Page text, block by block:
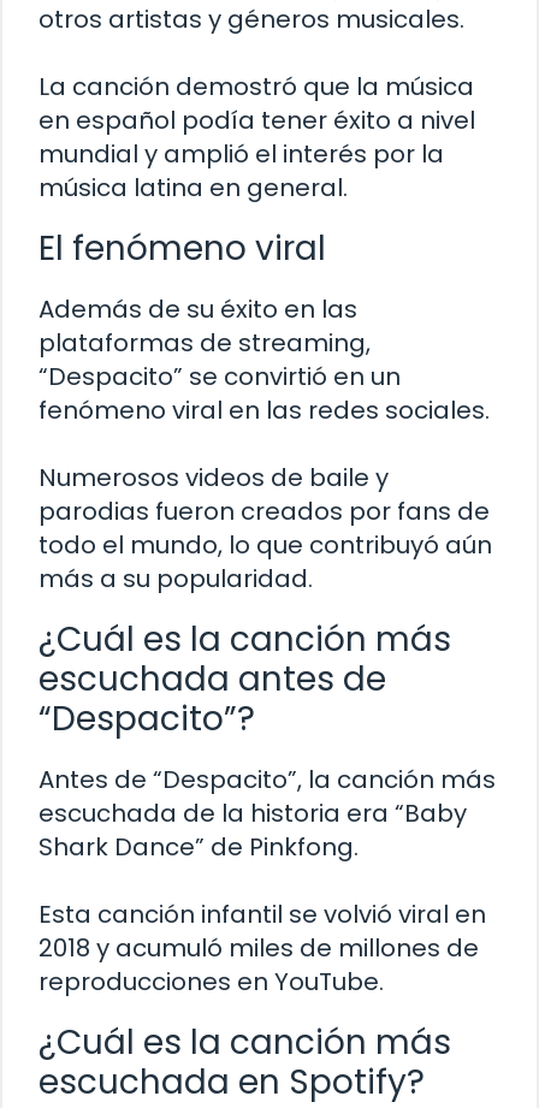
otros artistas y géneros musicales.
La canción demostró que la música
en español podía tener éxito a nivel
mundial y amplió el interés por la
música latina en general.
El fenómeno viral
Además de su éxito en las
plataformas de streaming,
“Despacito” se convirtió en un
fenómeno viral en las redes sociales.
Numerosos videos de baile y
parodias fueron creados por fans de
todo el mundo, lo que contribuyó aún
más a su popularidad.
¿Cuál es la canción más
escuchada antes de
“Despacito”?
Antes de “Despacito”, la canción más
escuchada de la historia era “Baby
Shark Dance” de Pinkfong.
Esta canción infantil se volvió viral en
2018 y acumuló miles de millones de
reproducciones en YouTube.
¿Cuál es la canción más
escuchada en Spotify?